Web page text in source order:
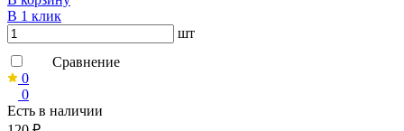
В 1 клик
шт
Сравнение
0
0
Есть в наличии